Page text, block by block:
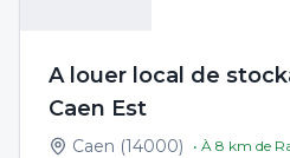
A louer local de
Caen Est
Caen (14000) • À 8 km de